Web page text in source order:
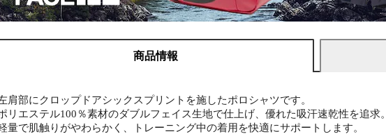
商品情報
肩部にクロップドアシックスプリントを施したポロシャツです。
リエステル100％素材のダブルフェイス生地で仕上げ、優れた吸汗速乾性を追求。
量で肌触りがやわらかく、トレーニング中の着用を快適にサポートします。